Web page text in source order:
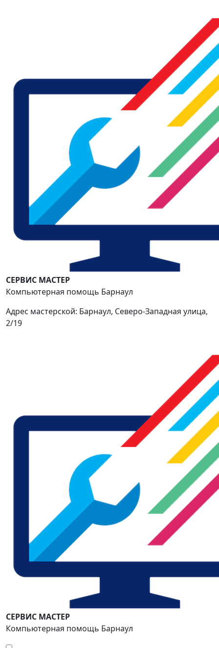
СЕРВИС МАСТЕР
Компьютерная помощь Барнаул
Адрес мастерской: Барнаул, Северо-Западная улица,
2/19
СЕРВИС МАСТЕР
Компьютерная помощь Барнаул